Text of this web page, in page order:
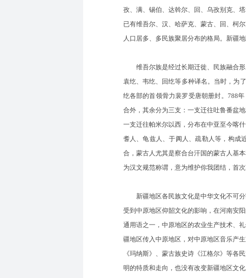
孜、满、锡伯、达斡尔、回、乌孜别克、
已有维吾尔、汉、哈萨克、蒙古、回、柯
人口居多、多民族聚居分布的格局。新疆
维吾尔族是经过长期迁徙、民族融合形
袁纥、韦纥、回纥等多种译名。当时，为
纥各部的首领骨力裴罗受唐朝册封。788
合外，其余分为三支：一支迁往吐鲁番盆
一支迁往帕米尔以西，分布在中亚至今喀
耆人、龟兹人、于阗人、疏勒人等，构成
合，蒙古人尤其是察合台汗国的蒙古人基
为汉文规范称谓，意为维护你我团结，首
新疆地区各民族文化是中华文化不可分
受到中原地区仰韶文化的影响，在河南安
通用语之一，中原地区的农业生产技术、
疆地区传入中原地区，对中原地区音乐产
《玛纳斯》、蒙古族史诗《江格尔》等各
明的特质和走向，也没有改变新疆地区文